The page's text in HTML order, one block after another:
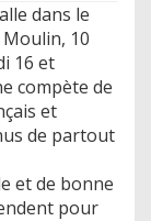
dans le
10
16 et
compète de
et
de partout
et de bonne
pour